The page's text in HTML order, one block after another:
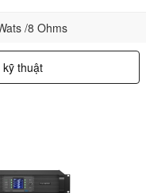
/8 Ohms
thuật